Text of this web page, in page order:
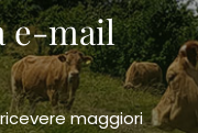
e-mail
maggiori